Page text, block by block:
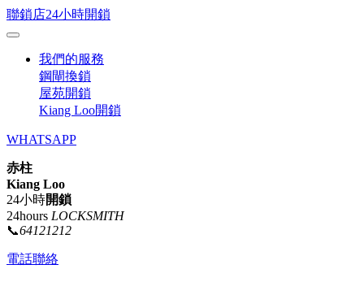
聯鎖店24小時開鎖
我們的服務
鋼閘換鎖
屋苑開鎖
Kiang Loo開鎖
WHATSAPP
赤柱
Kiang Loo
24小時開鎖
24hours LOCKSMITH
📞64121212
電話聯絡